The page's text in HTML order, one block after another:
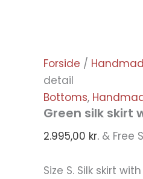
Forside /
detail
Bottoms,
Green silk skirt
2.995,00 kr. & Free
Size S. Silk skirt